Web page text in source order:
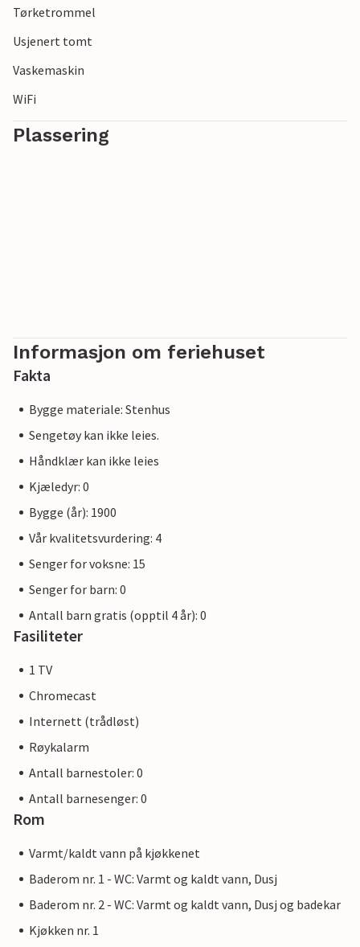
Tørketrommel
Usjenert tomt
Vaskemaskin
WiFi
Plassering
Informasjon om feriehuset
Fakta
Bygge materiale: Stenhus
Sengetøy kan ikke leies.
Håndklær kan ikke leies
Kjæledyr: 0
Bygge (år): 1900
Vår kvalitetsvurdering: 4
Senger for voksne: 15
Senger for barn: 0
Antall barn gratis (opptil 4 år): 0
Fasiliteter
1 TV
Chromecast
Internett (trådløst)
Røykalarm
Antall barnestoler: 0
Antall barnesenger: 0
Rom
Varmt/kaldt vann på kjøkkenet
Baderom nr. 1 - WC: Varmt og kaldt vann, Dusj
Baderom nr. 2 - WC: Varmt og kaldt vann, Dusj og badekar
Kjøkken nr. 1